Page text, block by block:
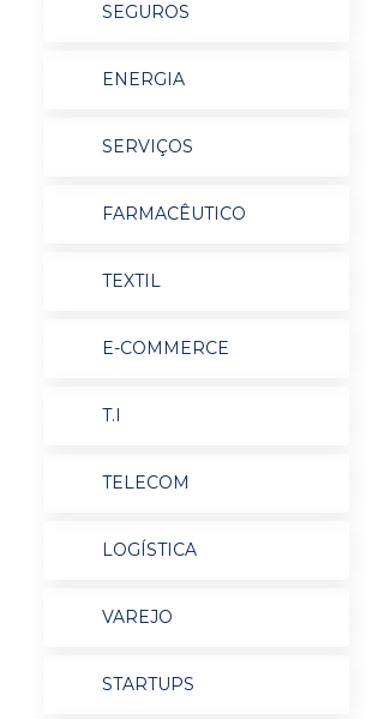
SEGUROS
ENERGIA
SERVIÇOS
FARMACÊUTICO
TEXTIL
E-COMMERCE
T.I
TELECOM
LOGÍSTICA
VAREJO
STARTUPS